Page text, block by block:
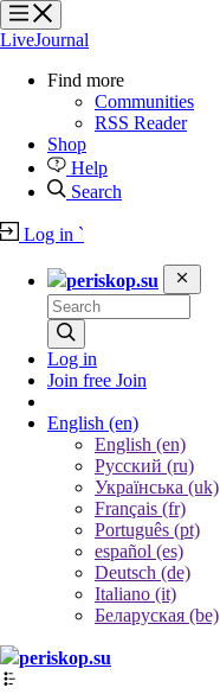
?
?
?
?
LiveJournal
Find more
Communities
RSS Reader
Shop
Help
Search
Log in `
periskop.su
Log in
Join free Join
English (en)
English (en)
Русский (ru)
Українська (uk)
Français (fr)
Português (pt)
español (es)
Deutsch (de)
Italiano (it)
Беларуская (be)
periskop.su